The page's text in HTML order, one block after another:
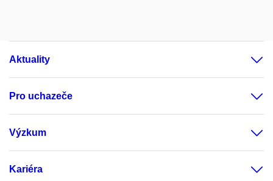
Aktuality
Pro uchazeče
Výzkum
Kariéra